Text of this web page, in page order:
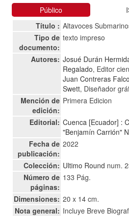
Público
Título : Altavoces
Tipo de
documento:
texto impreso
Autores: Josué Durán
Regalado, Editor
Juan Contreras
Swett, Diseñador
Mención de
edición:
Primera Edicion
Editorial: Cuenca [Ecuador] :
"Benjamín Carrión"
Fecha de
publicación:
2022
Colección: Ultimo Round num.
Número de
páginas:
133 Pág.
Dimensiones: 20 x 14 cm.
Nota general: Incluye Breve